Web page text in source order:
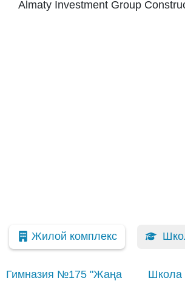
Almaty Investment Group
Жилой комплекс
Гимназия №175 "Жаңа